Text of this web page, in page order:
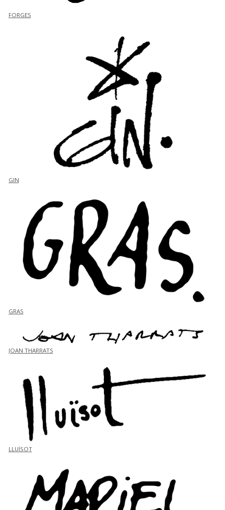
FORGES
GIN
GRAS
JOAN THARRATS
LLUÏSOT